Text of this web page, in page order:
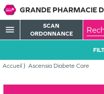
GRANDE PHARMACIE
menu
SCAN
ORDONNANCE
Accueil Ascensia Diabete Care